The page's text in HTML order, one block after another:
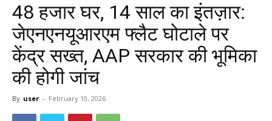
48 हजार घर, 14 साल का इंतज़ार:
जेएनएनयूआरएम फ्लैट घोटाले पर
केंद्र सख्त, AAP सरकार की भूमिका
की होगी जांच
By user - February 10, 2026